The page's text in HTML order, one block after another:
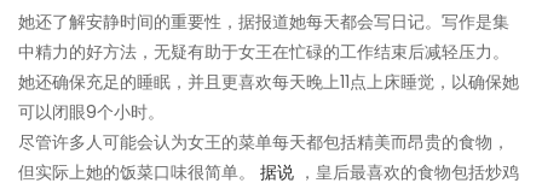
她还了解安静时间的重要性，据报道她每天都会写日记。写作是集
中精力的好方法，无疑有助于女王在忙碌的工作结束后减轻压力。
她还确保充足的睡眠，并且更喜欢每天晚上11点上床睡觉，以确保她
可以闭眼9个小时。
尽管许多人可能会认为女王的菜单每天都包括精美而昂贵的食物，
但实际上她的饭菜口味很简单。 据说 ，皇后最喜欢的食物包括炒鸡